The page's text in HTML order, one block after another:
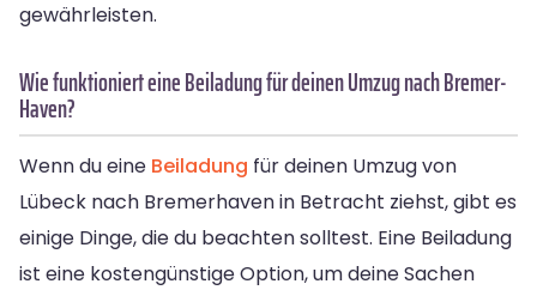
gewährleisten.
Wie funktioniert eine Beiladung für deinen Umzug nach Bremer­
Haven?
Wenn du eine Beiladung für deinen Umzug von
Lübeck nach Bremerhaven in Betracht ziehst, gibt es
einige Dinge, die du beachten solltest. Eine Beiladung
ist eine kostengünstige Option, um deine Sachen